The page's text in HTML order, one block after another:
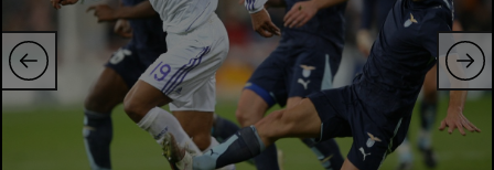
Intră în cont
Creează cont